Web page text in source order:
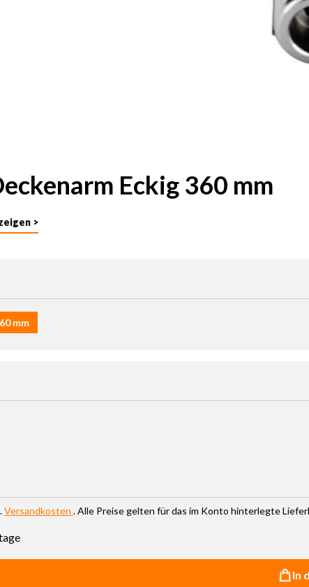
Eckig 360 mm
>
mm
Wert ein oder benutze die Schaltflächen um die Anzahl zu
Versandkosten . Alle Preise gelten für das im Konto hinterlegte
In